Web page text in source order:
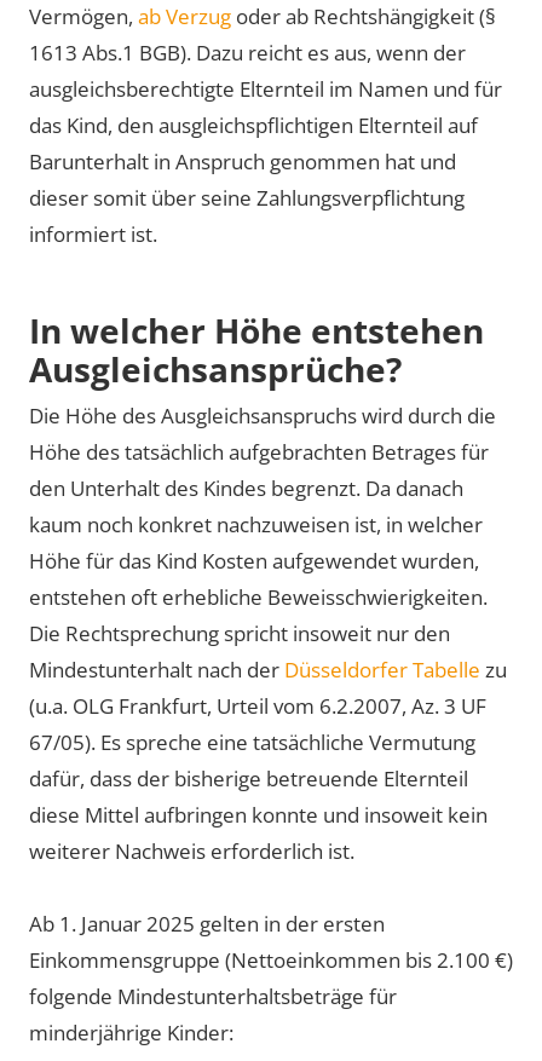
Vermögen, ab Verzug oder ab Rechtshängigkeit (§
1613 Abs.1 BGB). Dazu reicht es aus, wenn der
ausgleichsberechtigte Elternteil im Namen und für
das Kind, den ausgleichspflichtigen Elternteil auf
Barunterhalt in Anspruch genommen hat und
dieser somit über seine Zahlungsverpflichtung
informiert ist.
In welcher Höhe entstehen
Ausgleichsansprüche?
Die Höhe des Ausgleichsanspruchs wird durch die
Höhe des tatsächlich aufgebrachten Betrages für
den Unterhalt des Kindes begrenzt. Da danach
kaum noch konkret nachzuweisen ist, in welcher
Höhe für das Kind Kosten aufgewendet wurden,
entstehen oft erhebliche Beweisschwierigkeiten.
Die Rechtsprechung spricht insoweit nur den
Mindestunterhalt nach der Düsseldorfer Tabelle zu
(u.a. OLG Frankfurt, Urteil vom 6.2.2007, Az. 3 UF
67/05). Es spreche eine tatsächliche Vermutung
dafür, dass der bisherige betreuende Elternteil
diese Mittel aufbringen konnte und insoweit kein
weiterer Nachweis erforderlich ist.
Ab 1. Januar 2025 gelten in der ersten
Einkommensgruppe (Nettoeinkommen bis 2.100 €)
folgende Mindestunterhaltsbeträge für
minderjährige Kinder: